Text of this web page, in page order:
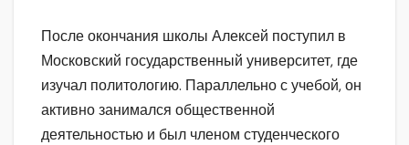
После окончания школы Алексей поступил в
Московский государственный университет, где
изучал политологию. Параллельно с учебой, он
активно занимался общественной
деятельностью и был членом студенческого